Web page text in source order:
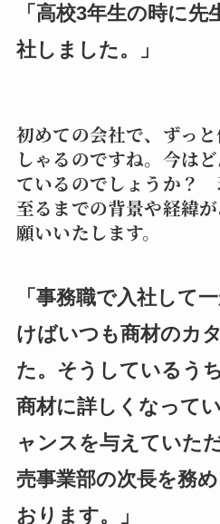
「高校3年生の時に
社しました。」
初めての会社で、ずっ
しゃるのですね。今は
ているのでしょうか？
至るまでの背景や経緯
願いいたします。
「事務職で入社して
けばいつも商材のカ
た。そうしているう
商材に詳しくなって
ャンスを与えていた
売事業部の次長を務
おります。」